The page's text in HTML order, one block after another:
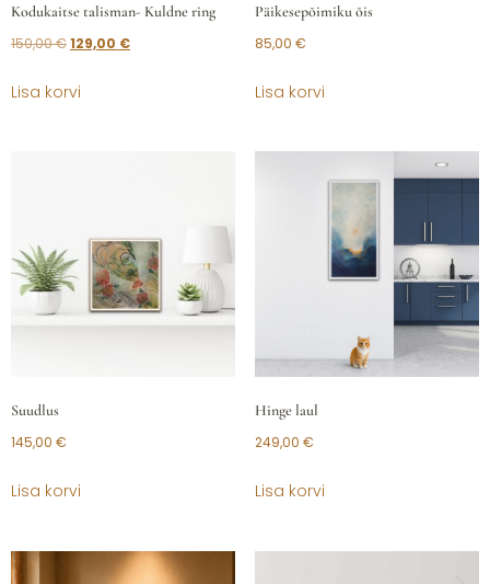
Kodukaitse talisman- Kuldne ring
150,00€129,00 €
Lisa korvi
Päikesepõimiku õis
85,00 €
Lisa korvi
Suudlus
145,00 €
Lisa korvi
Hinge laul
249,00 €
Lisa korvi